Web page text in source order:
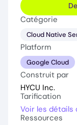
Catégorie
Cloud Native
Platform
Google Cloud
Construit par
HYCU Inc.
Tarification
Voir les détails
Ressources